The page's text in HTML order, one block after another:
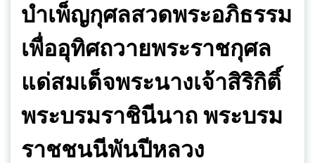
บำเพ็ญกุศลสวดพระอภิธรรม
เพื่ออุทิศถวายพระราชกุศล
แด่สมเด็จพระนางเจ้าสิริกิติ์
พระบรมราชินีนาถ พระบรม
ราชชนนีพันปีหลวง